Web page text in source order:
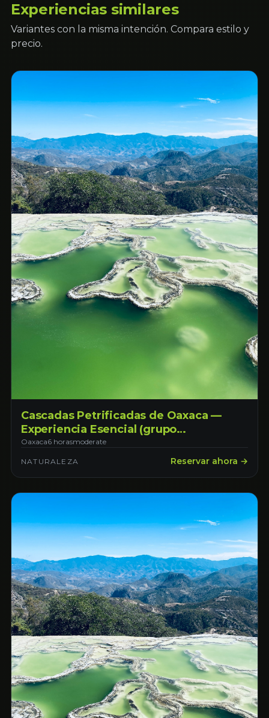
Experiencias similares
Variantes con la misma intención. Compara estilo y
precio.
Cascadas Petrificadas de Oaxaca —
Experiencia Esencial (grupo
compartido)
Oaxaca6 horasmoderate
NATURALEZA Reservar ahora →